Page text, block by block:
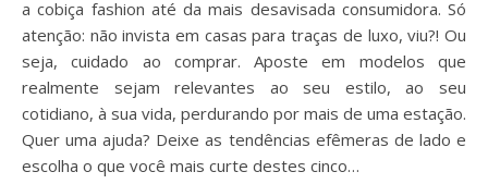
a cobiça fashion até da mais desavisada consumidora. Só
atenção: não invista em casas para traças de luxo, viu?! Ou
seja, cuidado ao comprar. Aposte em modelos que
realmente sejam relevantes ao seu estilo, ao seu
cotidiano, à sua vida, perdurando por mais de uma estação.
Quer uma ajuda? Deixe as tendências efêmeras de lado e
escolha o que você mais curte destes cinco…